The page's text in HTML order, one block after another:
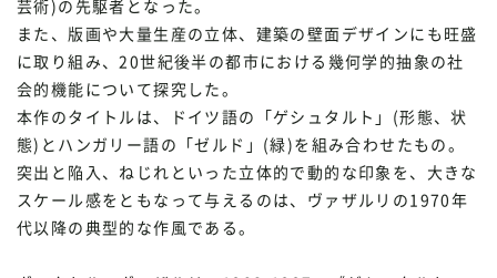
芸術)の先駆者となった。
また、版画や大量生産の立体、建築の壁面デザインにも旺盛
に取り組み、20世紀後半の都市における幾何学的抽象の社
会的機能について探究した。
本作のタイトルは、ドイツ語の「ゲシュタルト」(形態、状
態)とハンガリー語の「ゼルド」(緑)を組み合わせたもの。
突出と陥入、ねじれといった立体的で動的な印象を、大きな
スケール感をともなって与えるのは、ヴァザルリの1970年
代以降の典型的な作風である。